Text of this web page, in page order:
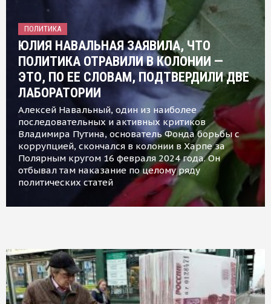
ПОЛИТИКА
ЮЛИЯ НАВАЛЬНАЯ ЗАЯВИЛА, ЧТО
ПОЛИТИКА ОТРАВИЛИ В КОЛОНИИ —
ЭТО, ПО ЕЕ СЛОВАМ, ПОДТВЕРДИЛИ ДВЕ
ЛАБОРАТОРИИ
Алексей Навальный, один из наиболее
последовательных и активных критиков
Владимира Путина, основатель Фонда борьбы с
коррупцией, скончался в колонии в Харпе за
Полярным кругом 16 февраля 2024 года. Он
отбывал там наказание по целому ряду
политических статей